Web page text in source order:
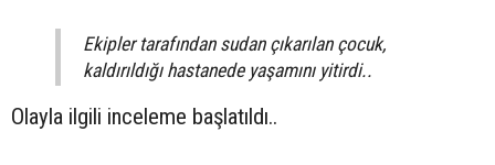
Ekipler tarafından sudan çıkarılan çocuk,
kaldırıldığı hastanede yaşamını yitirdi..
Olayla ilgili inceleme başlatıldı..